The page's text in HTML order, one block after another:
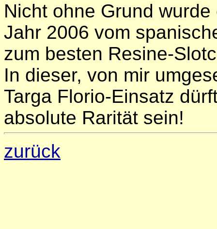
Nicht ohne Grund
Jahr 2006 vom
zum besten Resine-
In dieser, von mir
Targa Florio-Einsatz
absolute Rarität sein!
zurück